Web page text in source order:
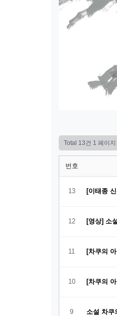
Total 13건 1 페이지
번호
13 [이태종
12 [영상] 소
11 [차쿠의
10 [차쿠의
9 소설 차쿠